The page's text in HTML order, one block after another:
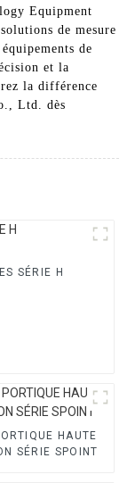
Equipment
de mesure
de
et la
la différence
Ltd. dès
SÉRIE H
HAUTE
SÉRIE SPOINT